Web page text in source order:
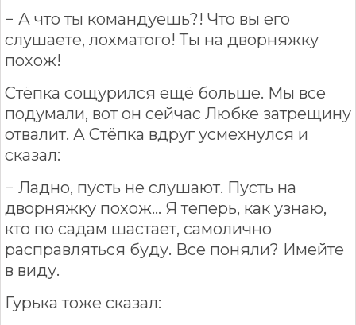
− А что ты командуешь?! Что вы его
слушаете, лохматого! Ты на дворняжку
похож!
Стёпка сощурился ещё больше. Мы все
подумали, вот он сейчас Любке затрещину
отвалит. А Стёпка вдруг усмехнулся и
сказал:
− Ладно, пусть не слушают. Пусть на
дворняжку похож... Я теперь, как узнаю,
кто по садам шастает, самолично
расправляться буду. Все поняли? Имейте
в виду.
Гурька тоже сказал: